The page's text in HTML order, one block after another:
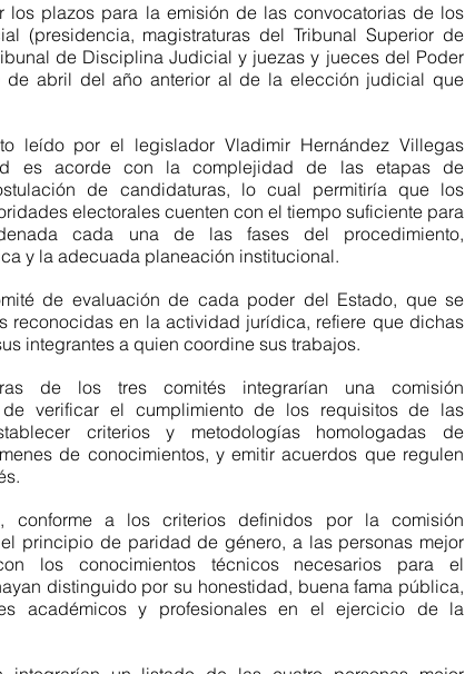
los plazos para la emisión de las convocatorias de los
(presidencia, magistraturas del Tribunal Superior de
de Disciplina Judicial y juezas y jueces del Poder
de abril del año anterior al de la elección judicial que
leído por el legislador Vladimir Hernández Villegas
es acorde con la complejidad de las etapas de
de candidaturas, lo cual permitiría que los
electorales cuenten con el tiempo suficiente para
cada una de las fases del procedimiento,
y la adecuada planeación institucional.
de evaluación de cada poder del Estado, que se
reconocidas en la actividad jurídica, refiere que dichas
integrantes a quien coordine sus trabajos.
de los tres comités integrarían una comisión
de verificar el cumplimiento de los requisitos de las
criterios y metodologías homologadas de
de conocimientos, y emitir acuerdos que regulen
conforme a los criterios definidos por la comisión
principio de paridad de género, a las personas mejor
los conocimientos técnicos necesarios para el
distinguido por su honestidad, buena fama pública,
académicos y profesionales en el ejercicio de la